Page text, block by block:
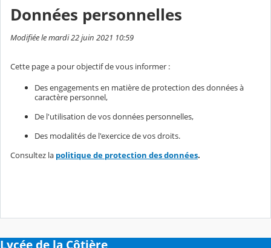
Données personnelles
Modifiée le mardi 22 juin 2021 10:59
Cette page a pour objectif de vous informer :
Des engagements en matière de protection des données à
caractère personnel,
De l'utilisation de vos données personnelles,
Des modalités de l'exercice de vos droits.
Consultez la politique de protection des données.